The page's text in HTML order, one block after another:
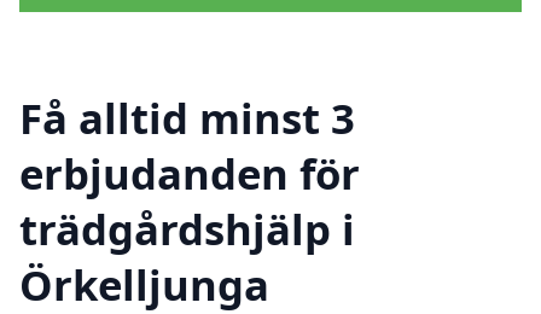
Få alltid minst 3
erbjudanden för
trädgårdshjälp i
Örkelljunga